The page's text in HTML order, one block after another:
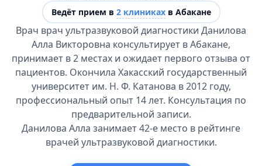
Ведёт прием в 2 клиникахв Абакане
Врач врач ультразвуковой диагностики Данилова
Алла Викторовна консультирует в Абакане,
принимает в 2 местах и ожидает первого отзыва от
пациентов. Окончила Хакасский государственный
университет им. Н. Ф. Катанова в 2012 году,
профессиональный опыт 14 лет. Консультация по
предварительной записи.
Данилова Алла занимает 42-е место в рейтинге
врачей ультразвуковой диагностики.